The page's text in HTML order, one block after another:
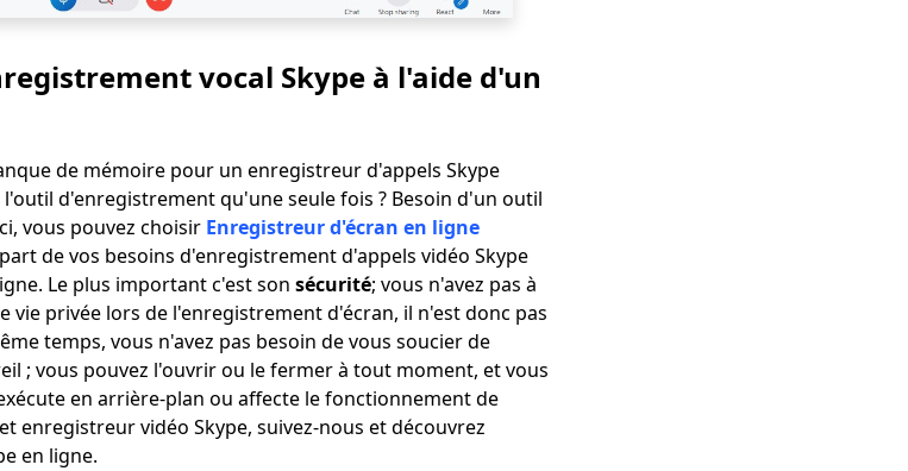
vocal Skype à l'aide d'un
de mémoire pour un enregistreur d'appels Skype
d'enregistrement qu'une seule fois ? Besoin d'un outil
vous pouvez choisir Enregistreur d'écran en ligne
de vos besoins d'enregistrement d'appels vidéo Skype
Le plus important c'est son sécurité; vous n'avez pas à
vie privée lors de l'enregistrement d'écran, il n'est donc pas
temps, vous n'avez pas besoin de vous soucier de
; vous pouvez l'ouvrir ou le fermer à tout moment, et vous
en arrière-plan ou affecte le fonctionnement de
enregistreur vidéo Skype, suivez-nous et découvrez
en ligne.